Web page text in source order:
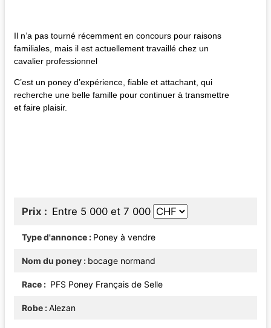
Il n’a pas tourné récemment en concours pour raisons
familiales, mais il est actuellement travaillé chez un
cavalier professionnel
C’est un poney d’expérience, fiable et attachant, qui
recherche une belle famille pour continuer à transmettre
et faire plaisir.
Prix Entre 5 000 et 7 000
Type d'annonce Poney à vendre
Nom du poney bocage normand
Race PFS Poney Français de Selle
Robe Alezan